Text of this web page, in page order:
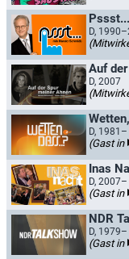
D,
Auf
D, 2007
D, 1981–
(Gast in
Inas
D, 2007–
(Gast in
NDR
D, 1979–
(Gast in